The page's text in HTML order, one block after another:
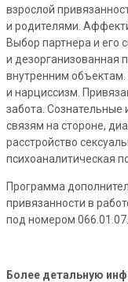
взрослой
и родителями.
Выбор партнера и его
и дезорганизованная
внутренним
и нарциссизм.
забота.
связям на стороне,
расстройство
психоаналитическая
Программа
привязанности в
под номером
Более детальную